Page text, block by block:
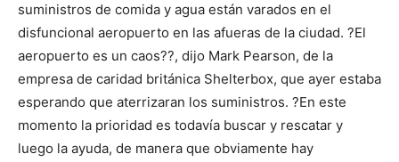
suministros de comida y agua están varados en el
disfuncional aeropuerto en las afueras de la ciudad. ?El
aeropuerto es un caos??, dijo Mark Pearson, de la
empresa de caridad británica Shelterbox, que ayer estaba
esperando que aterrizaran los suministros. ?En este
momento la prioridad es todavía buscar y rescatar y
luego la ayuda, de manera que obviamente hay